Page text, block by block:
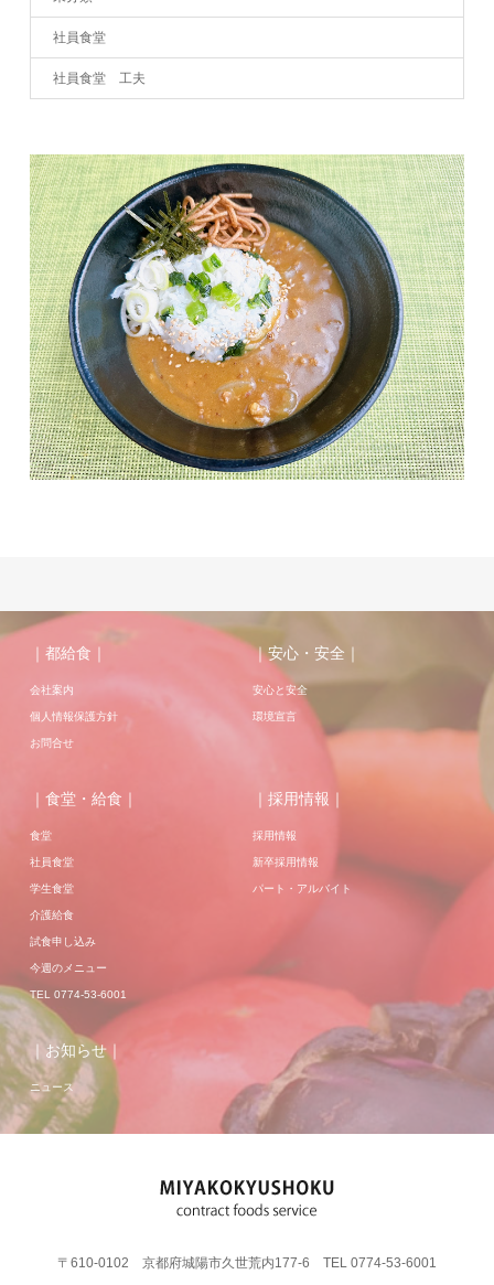
社員食堂
社員食堂 工夫
｜都給食｜
会社案内
個人情報保護方針
お問合せ
｜安心・安全｜
安心と安全
環境宣言
｜食堂・給食｜
食堂
社員食堂
学生食堂
介護給食
試食申し込み
今週のメニュー
TEL 0774-53-6001
｜採用情報｜
採用情報
新卒採用情報
パート・アルバイト
｜お知らせ｜
ニュース
〒610-0102 京都府城陽市久世荒内177-6 TEL 0774-53-6001